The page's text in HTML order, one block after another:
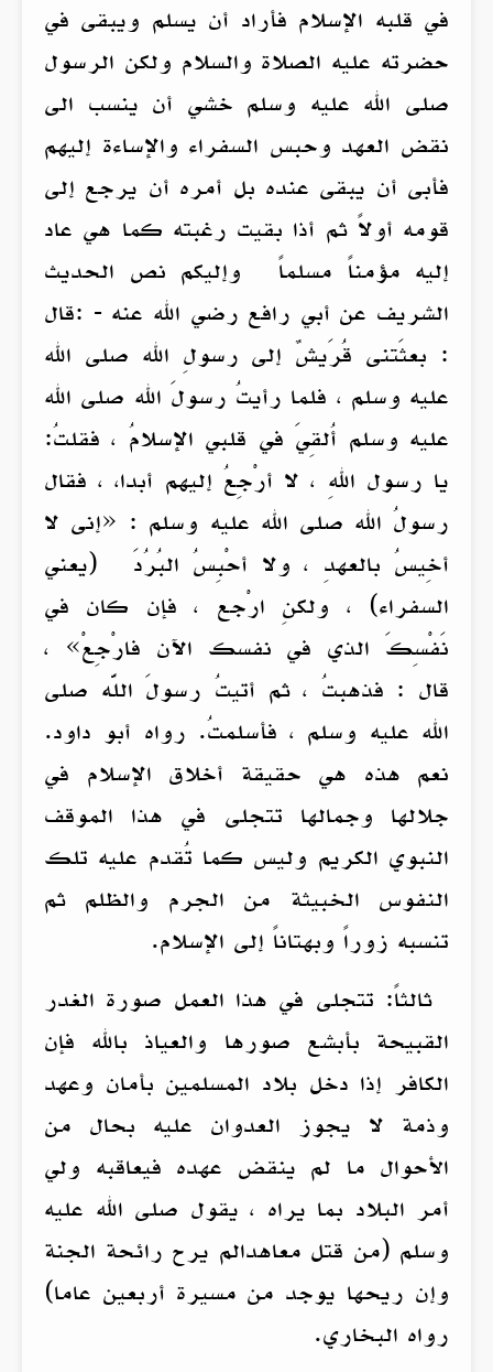
في قلبه الإسلام فأراد أن يسلم ويبقى في
حضرته عليه الصلاة والسلام ولكن الرسول
صلى الله عليه وسلم خشي أن ينسب الى
نقض العهد وحبس السفراء والإساءة إليهم
فأبى أن يبقى عنده بل أمره أن يرجع إلى
قومه أولاً ثم أذا بقيت رغبته كما هي عاد
إليه مؤمناً مسلماً وإليكم نص الحديث
الشريف عن أبي رافع رضي الله عنه - :قال
: بعثَتنى قُرَيشٌ إلى رسولِ الله صلى الله
عليه وسلم ، فلما رأيتُ رسولَ الله صلى الله
عليه وسلم أُلقِيَ في قلبي الإسلامُ ، فقلتُ:
يا رسول اللهِ ، لا أرْجِعُ إليهم أبدا، ، فقال
رسولُ الله صلى الله عليه وسلم : «إنى لا
أخِيسُ بالعهدِ ، ولا أحْبِسُ البُرُدَ (يعني
السفراء) ، ولكنِ ارْجع ، فإن كان في
نَفْسِكَ الذي في نفسك الآن فارْجِعْ» ،
قال : فذهبتُ ، ثم أتيتُ رسولَ اللَّه صلى
الله عليه وسلم ، فأسلمتُ. رواه أبو داود.
نعم هذه هي حقيقة أخلاق الإسلام في
جلالها وجمالها تتجلى في هذا الموقف
النبوي الكريم وليس كما تُقدم عليه تلك
النفوس الخبيثة من الجرم والظلم ثم
تنسبه زوراً وبهتاناً إلى الإسلام.
ثالثاً: تتجلى في هذا العمل صورة الغدر
القبيحة بأبشع صورها والعياذ بالله فإن
الكافر إذا دخل بلاد المسلمين بأمان وعهد
وذمة لا يجوز العدوان عليه بحال من
الأحوال ما لم ينقض عهده فيعاقبه ولي
أمر البلاد بما يراه ، يقول صلى الله عليه
وسلم (من قتل معاهدالم يرح رائحة الجنة
وإن ريحها يوجد من مسيرة أربعين عاما)
رواه البخاري.